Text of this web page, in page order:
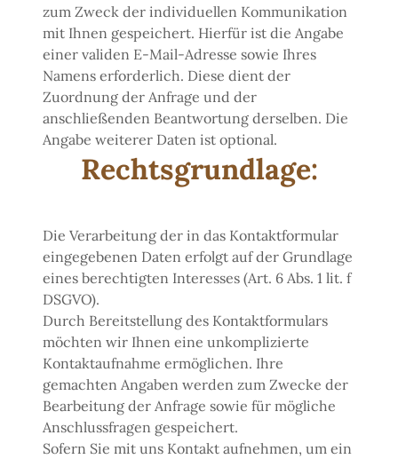
zum Zweck der individuellen Kommunikation
mit Ihnen gespeichert. Hierfür ist die Angabe
einer validen E-Mail-Adresse sowie Ihres
Namens erforderlich. Diese dient der
Zuordnung der Anfrage und der
anschließenden Beantwortung derselben. Die
Angabe weiterer Daten ist optional.
Rechtsgrundlage:
Die Verarbeitung der in das Kontaktformular
eingegebenen Daten erfolgt auf der Grundlage
eines berechtigten Interesses (Art. 6 Abs. 1 lit. f
DSGVO).
Durch Bereitstellung des Kontaktformulars
möchten wir Ihnen eine unkomplizierte
Kontaktaufnahme ermöglichen. Ihre
gemachten Angaben werden zum Zwecke der
Bearbeitung der Anfrage sowie für mögliche
Anschlussfragen gespeichert.
Sofern Sie mit uns Kontakt aufnehmen, um ein